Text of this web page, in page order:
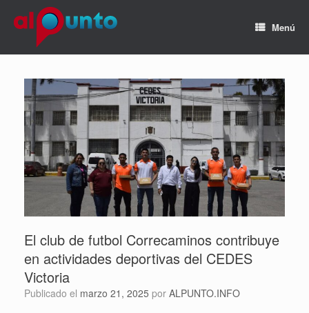
Menú
El club de futbol Correcaminos contribuye
en actividades deportivas del CEDES
Victoria
Publicado el marzo 21, 2025 por ALPUNTO.INFO